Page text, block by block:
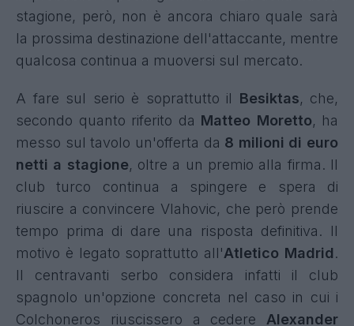
stagione, però, non è ancora chiaro quale sarà
la prossima destinazione dell'attaccante, mentre
qualcosa continua a muoversi sul mercato.
A fare sul serio è soprattutto il Besiktas, che,
secondo quanto riferito da Matteo Moretto, ha
messo sul tavolo un'offerta da 8 milioni di euro
netti a stagione, oltre a un premio alla firma. Il
club turco continua a spingere e spera di
riuscire a convincere Vlahovic, che però prende
tempo prima di dare una risposta definitiva. Il
motivo è legato soprattutto all'Atletico Madrid.
Il centravanti serbo considera infatti il club
spagnolo un'opzione concreta nel caso in cui i
Colchoneros riuscissero a cedere Alexander